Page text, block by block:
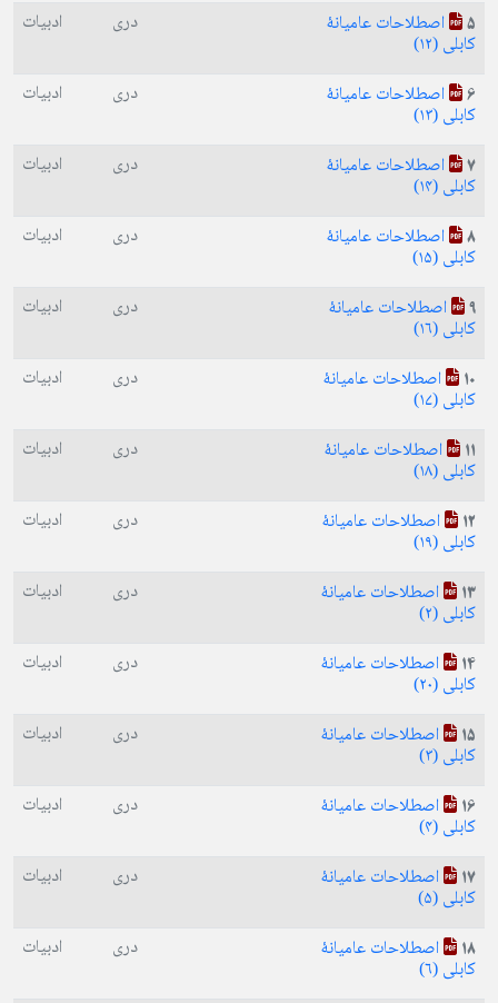
5 اصطلاحات عامیانهٔ
کابلی (۱۲)
دری ادبیات
6 اصطلاحات عامیانهٔ
کابلی (۱۳)
دری ادبیات
7 اصطلاحات عامیانهٔ
کابلی (۱۴)
دری ادبیات
8 اصطلاحات عامیانهٔ
کابلی (۱۵)
دری ادبیات
9 اصطلاحات عامیانهٔ
کابلی (۱۶)
دری ادبیات
10 اصطلاحات عامیانهٔ
کابلی (۱۷)
دری ادبیات
11 اصطلاحات عامیانهٔ
کابلی (۱۸)
دری ادبیات
12 اصطلاحات عامیانهٔ
کابلی (۱۹)
دری ادبیات
13 اصطلاحات عامیانهٔ
کابلی (۲)
دری ادبیات
14 اصطلاحات عامیانهٔ
کابلی (۲۰)
دری ادبیات
15 اصطلاحات عامیانهٔ
کابلی (۳)
دری ادبیات
16 اصطلاحات عامیانهٔ
کابلی (۴)
دری ادبیات
17 اصطلاحات عامیانهٔ
کابلی (۵)
دری ادبیات
18 اصطلاحات عامیانهٔ
کابلی (۶)
دری ادبیات